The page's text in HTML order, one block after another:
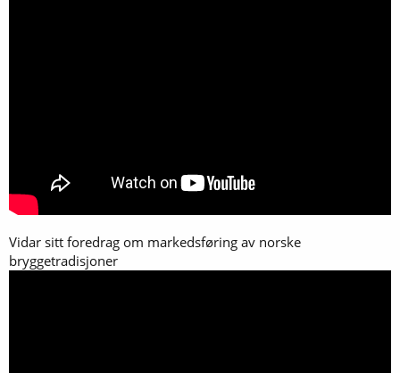
Vidar sitt foredrag om markedsføring av norske
bryggetradisjoner